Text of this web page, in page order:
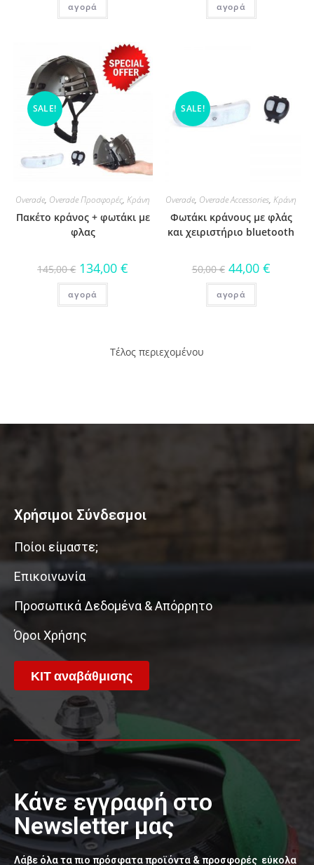
αγορά αγορά
SALE!
Overade, Overade Προσφορές,Κράνη
Πακέτο κράνος + φωτάκι με
φλας
145,00€ 134,00€
αγορά
SALE!
Overade, Overade Accessories,Κράνη
Φωτάκι κράνους με φλάς
και χειριστήριο bluetooth
50,00€ 44,00 €
αγορά
Τέλος περιεχομένου
Χρήσιμοι Σύνδεσμοι
Ποίοι είμαστε;
Επικοινωνία
Προσωπικά Δεδομένα & Απόρρητο
Όροι Χρήσης
ΚΙΤ αναβάθμισης
Κάνε εγγραφή στο
Newsletter μας
Λάβε όλα τα πιο πρόσφατα προϊόντα & προσφορές εύκολα